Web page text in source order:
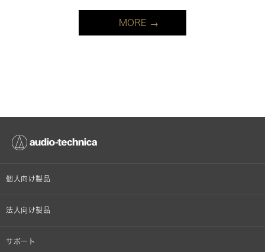
MORE
個人向け製品
オンラインストア限定
法人向け製品
設備音響機器
サポート